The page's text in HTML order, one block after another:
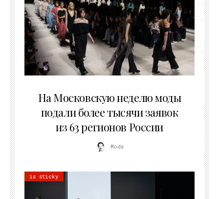
На Московскую неделю моды
подали более тысячи заявок
из 63 регионов России
Moda
is sticky